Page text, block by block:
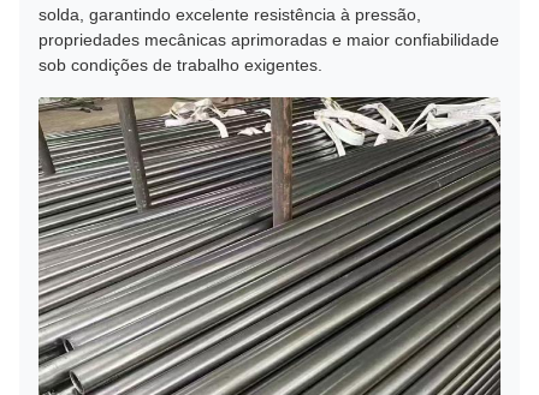
solda, garantindo excelente resistência à pressão,
propriedades mecânicas aprimoradas e maior confiabilidade
sob condições de trabalho exigentes.